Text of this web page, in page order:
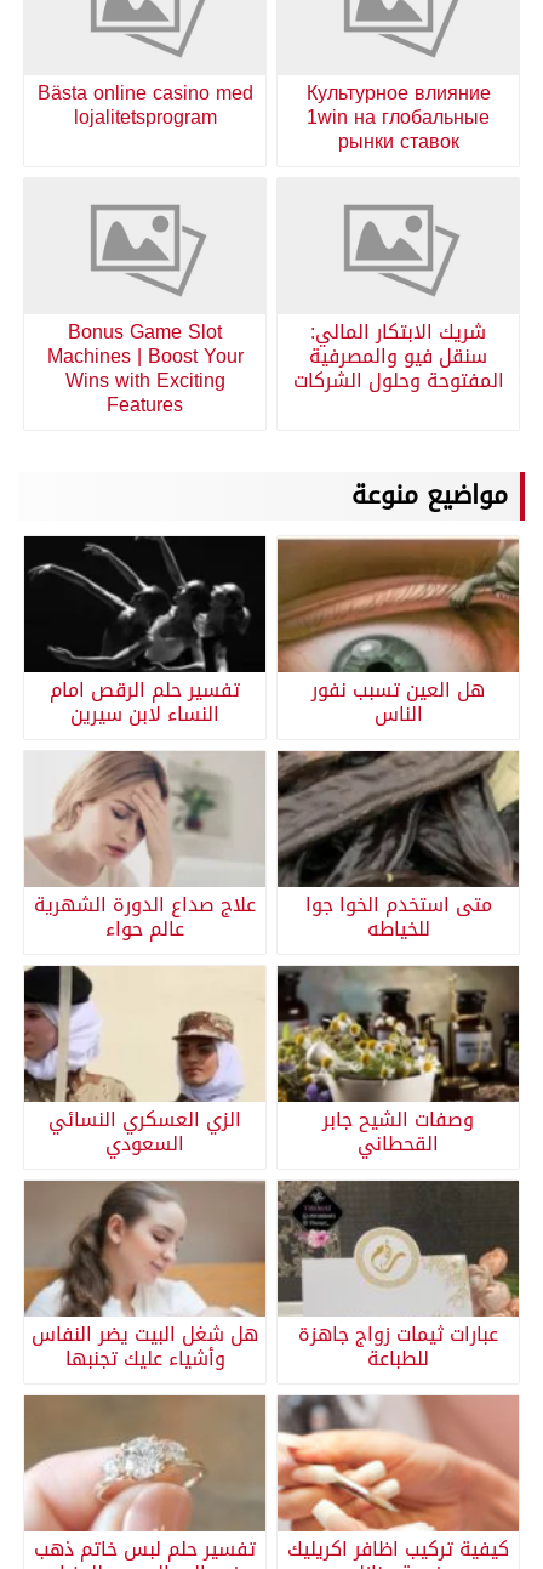
Культурное влияние
1win на глобальные
рынки ставок
Bästa online casino med
lojalitetsprogram
شريك الابتكار المالي:
سنقل فيو والمصرفية
المفتوحة وحلول الشركات
Bonus Game Slot
Machines | Boost Your
Wins with Exciting
Features
مواضيع منوعة
هل العين تسبب نفور
الناس
تفسير حلم الرقص امام
النساء لابن سيرين
متى استخدم الخوا جوا
للخياطه
علاج صداع الدورة الشهرية
عالم حواء
وصفات الشيح جابر
القحطاني
الزي العسكري النسائي
السعودي
عبارات ثيمات زواج جاهزة
للطباعة
هل شغل البيت يضر النفاس
وأشياء عليك تجنبها
كيفية تركيب اظافر اكريليك تفسير حلم لبس خاتم ذهب